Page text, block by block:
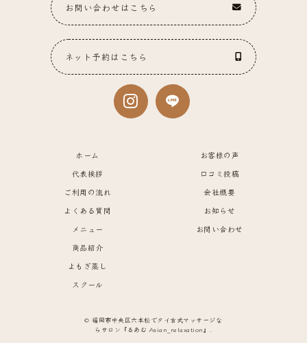
お問い合わせはこちら
ネット予約はこちら
ホーム
代表挨拶
ご利用の流れ
よくある質問
メニュー
商品紹介
よもぎ蒸し
スクール
お客様の声
口コミ投稿
会社概要
お知らせ
お問い合わせ
© 福岡市中央区六本松でタイ古式マッサージな
らサロン『るあむ Asian_relaxation』.